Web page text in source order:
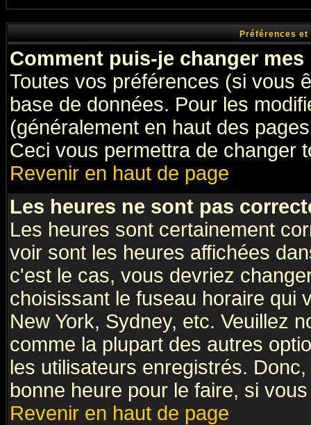
Préférences
Comment puis-je changer mes
Toutes vos préférences (si vous
base de données. Pour les
(généralement en haut des
Ceci vous permettra de changer
Revenir en haut de page
Les heures ne sont pas
Les heures sont certainement
voir sont les heures affichées
c'est le cas, vous devriez
choisissant le fuseau horaire qui
New York, Sydney, etc. Veuillez
comme la plupart des autres
les utilisateurs enregistrés.
bonne heure pour le faire, si
Revenir en haut de page